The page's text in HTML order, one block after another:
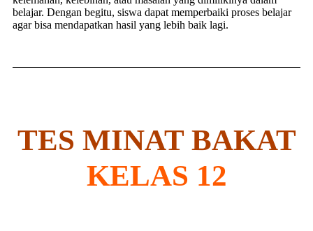
belajar. Dengan begitu, siswa dapat memperbaiki proses belajar
agar bisa mendapatkan hasil yang lebih baik lagi.
TES MINAT BAKAT
KELAS 12